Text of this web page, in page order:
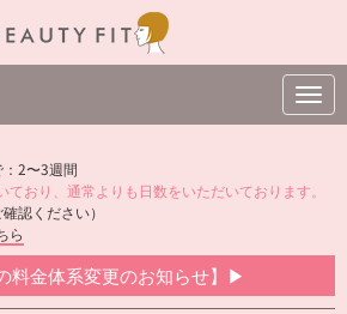
N
a
a
2〜3週間
おり、通常よりも日数をいただいております。
認ください）
ら
料金体系変更のお知らせ】▶